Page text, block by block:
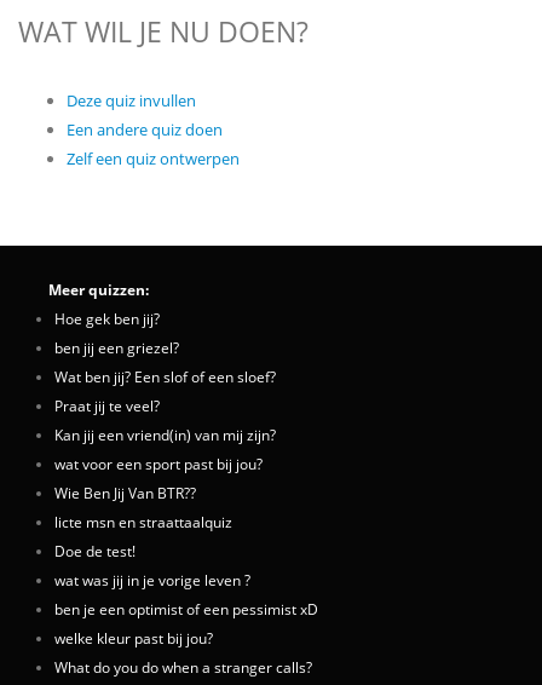
WAT WIL JE NU DOEN?
Deze quiz invullen
Een andere quiz doen
Zelf een quiz ontwerpen
Meer quizzen:
Hoe gek ben jij?
ben jij een griezel?
Wat ben jij? Een slof of een sloef?
Praat jij te veel?
Kan jij een vriend(in) van mij zijn?
wat voor een sport past bij jou?
Wie Ben Jij Van BTR??
licte msn en straattaalquiz
Doe de test!
wat was jij in je vorige leven ?
ben je een optimist of een pessimist xD
welke kleur past bij jou?
What do you do when a stranger calls?